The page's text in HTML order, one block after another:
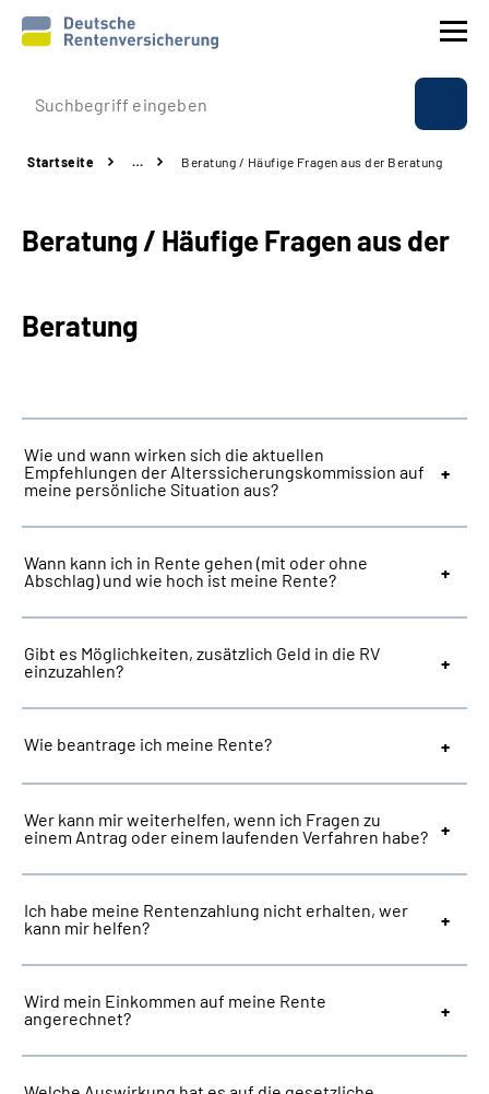
Prävention
Rente
Über uns & Presse
Online-Services
Inhalte in Gebärdensprache (DGS)
Leichte Sprache
Mein Kundenportal
Startseite … Beratung / Häufige Fragen aus der Beratung
Beratung / Häufige Fragen aus der
Beratung
Wie und wann wirken sich die aktuellen
Empfehlungen der Alterssicherungskommission auf
meine persönliche Situation aus?
Wann kann ich in Rente gehen (mit oder ohne
Abschlag) und wie hoch ist meine Rente?
Gibt es Möglichkeiten, zusätzlich Geld in die RV
einzuzahlen?
Wie beantrage ich meine Rente?
Wer kann mir weiterhelfen, wenn ich Fragen zu
einem Antrag oder einem laufenden Verfahren habe?
Ich habe meine Rentenzahlung nicht erhalten, wer
kann mir helfen?
Wird mein Einkommen auf meine Rente
angerechnet?